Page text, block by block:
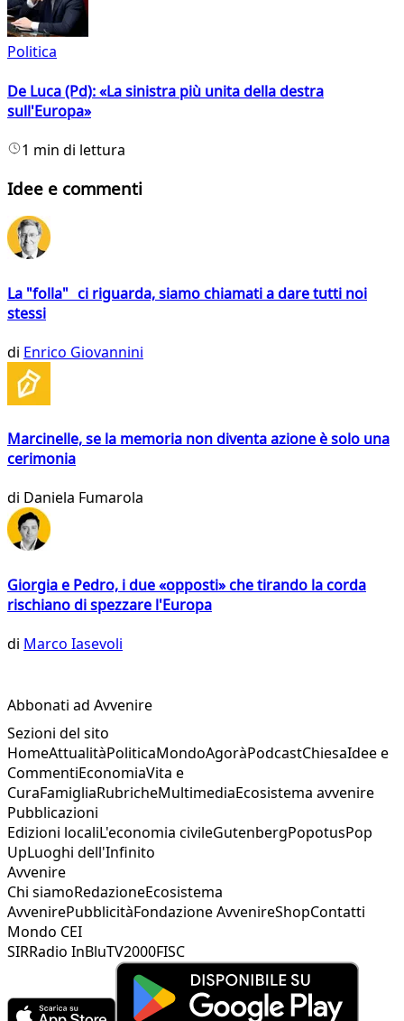
Politica
De Luca (Pd): «La sinistra più unita della destra
sull'Europa»
1 min di lettura
Idee e commenti
La "folla" ci riguarda, siamo chiamati a dare tutti noi
stessi
di Enrico Giovannini
Marcinelle, se la memoria non diventa azione è solo una
cerimonia
di Daniela Fumarola
Giorgia e Pedro, i due «opposti» che tirando la corda
rischiano di spezzare l'Europa
di Marco Iasevoli
Abbonati ad Avvenire
Sezioni del sito
HomeAttualitàPoliticaMondoAgoràPodcastChiesaIdee e
CommentiEconomiaVita e
CuraFamigliaRubricheMultimediaEcosistema avvenire
Pubblicazioni
Edizioni localiL'economia civileGutenbergPopotusPop
UpLuoghi dell'Infinito
Avvenire
Chi siamoRedazioneEcosistema
AvvenirePubblicitàFondazione AvvenireShopContatti
Mondo CEI
SIRRadio InBluTV2000FISC